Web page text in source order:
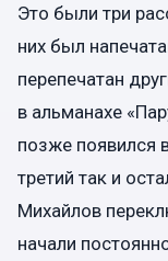
Это были три
них был
перепечатан
в альманахе
позже появился
третий так и
Михайлов
начали